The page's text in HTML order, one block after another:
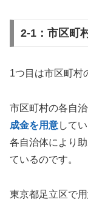
2-1：市区町
1つ目は市区町村
市区町村の各自
成金を用意して
各自治体により
ているのです。
東京都足立区で